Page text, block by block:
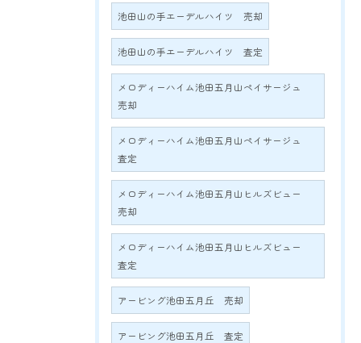
池田山の手エーデルハイツ 売却
池田山の手エーデルハイツ 査定
メロディーハイム池田五月山ペイサージュ
売却
メロディーハイム池田五月山ペイサージュ
査定
メロディーハイム池田五月山ヒルズビュー
売却
メロディーハイム池田五月山ヒルズビュー
査定
アービング池田五月丘 売却
アービング池田五月丘 査定